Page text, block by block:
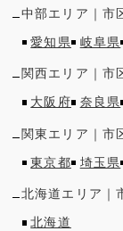
中部エリア｜市
愛知県
岐阜県
関西エリア｜市
大阪府
奈良県
関東エリア｜市
東京都
埼玉県
北海道エリア｜
北海道